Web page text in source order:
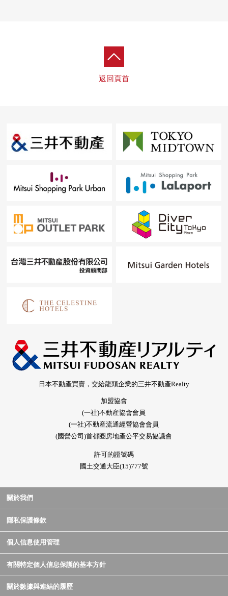
返回頁首
日本不動產買賣，交給龍頭企業的三井不動產Realty
加盟協會
(一社)不動産協會會員
(一社)不動産流通經營協會會員
(國營公司)首都圈房地產公平交易協議會
許可的證號碼
國土交通大臣(15)777號
關於我們
隱私保護條款
個人信息使用管理
有關特定個人信息保護的基本方針
關於數據與連結的履歷